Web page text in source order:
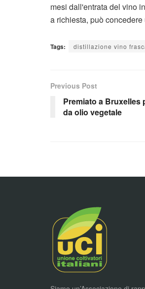
mesi dall'entrata del vino
a richiesta, può
Tags: distillazione vino
Previous Post
Premiato a
da olio vegetale